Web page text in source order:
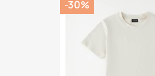
-30%